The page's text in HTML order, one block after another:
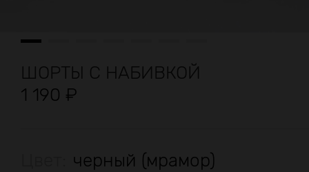
ШОРТЫ С НАБИВКОЙ
1 190 ₽
черный (мрамор)